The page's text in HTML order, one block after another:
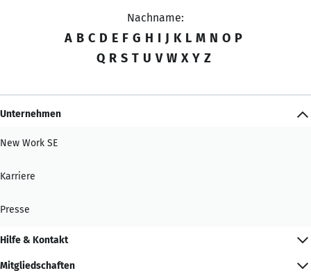
Nachname:
A B C D E F G H I J K L M N O P
Q R S T U V W X Y Z
Unternehmen
New Work SE
Karriere
Presse
Hilfe & Kontakt
Mitgliedschaften